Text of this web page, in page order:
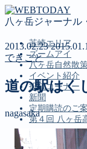
八ヶ岳ジャーナル
韮崎エリア
ズームアイ
八ヶ岳自然散
イベント紹介
投稿コーナー
新聞
定期購読のご
第４回 八ヶ岳
2013.02.23
できごと
道の駅はく
nagasaka